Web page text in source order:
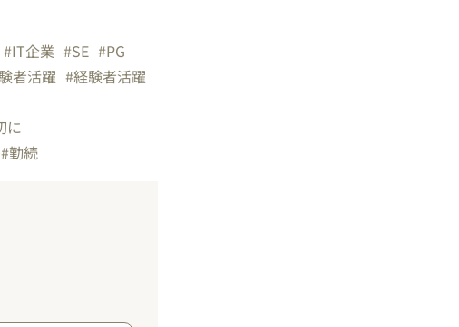
#IT企業 #SE #PG
者活躍 #経験者活躍
に
#勤続